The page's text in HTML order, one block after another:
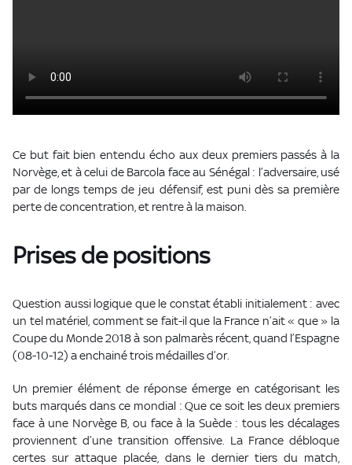
Ce but fait bien entendu écho aux deux premiers passés à la
Norvège, et à celui de Barcola face au Sénégal : l’adversaire, usé
par de longs temps de jeu défensif, est puni dès sa première
perte de concentration, et rentre à la maison.
Prises de positions
Question aussi logique que le constat établi initialement : avec
un tel matériel, comment se fait-il que la France n’ait « que » la
Coupe du Monde 2018 à son palmarès récent, quand l’Espagne
(08-10-12) a enchainé trois médailles d’or.
Un premier élément de réponse émerge en catégorisant les
buts marqués dans ce mondial : Que ce soit les deux premiers
face à une Norvège B, ou face à la Suède : tous les décalages
proviennent d’une transition offensive. La France débloque
certes sur attaque placée, dans le dernier tiers du match,